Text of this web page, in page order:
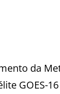
da
GOES-